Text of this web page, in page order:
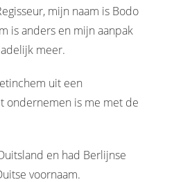
mijn naam is Bodo
is anders en mijn aanpak
meer.
uit een
ondernemen is me met de
en had Berlijnse
voornaam.